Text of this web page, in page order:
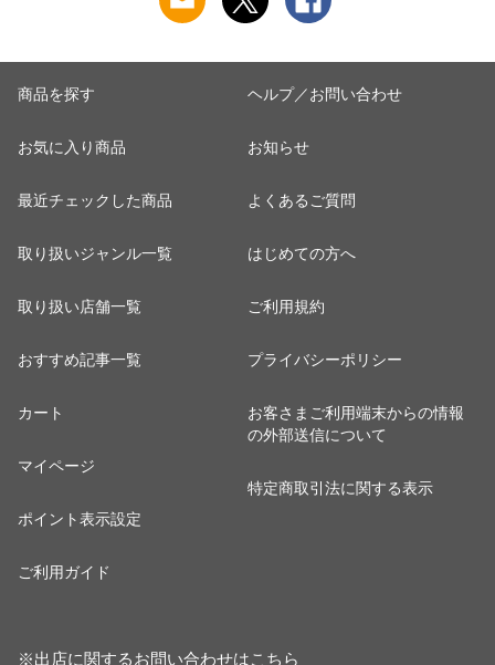
商品を探す
お気に入り商品
最近チェックした商品
取り扱いジャンル一覧
取り扱い店舗一覧
おすすめ記事一覧
カート
マイページ
ポイント表示設定
ご利用ガイド
ヘルプ／お問い合わせ
お知らせ
よくあるご質問
はじめての方へ
ご利用規約
プライバシーポリシー
お客さまご利用端末からの情報
の外部送信について
特定商取引法に関する表示
※出店に関するお問い合わせはこちら